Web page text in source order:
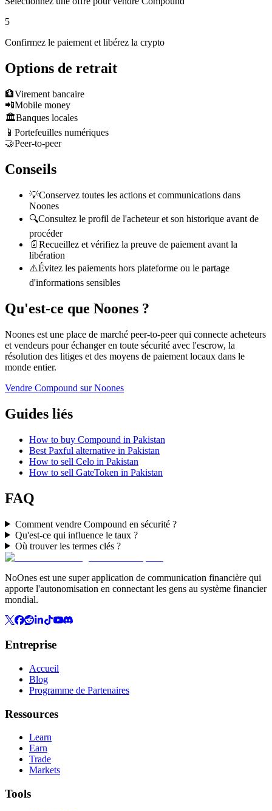
5
Confirmez le paiement et libérez la crypto
Options de retrait
🏦Virement bancaire
📲Mobile money
🏛️Banques locales
📱 Portefeuilles numériques
🤝Peer-to-peer
Conseils
💡Conservez toutes les actions et communications dans
Noones
🔍Consultez le profil de l'acheteur et son historique avant de
procéder
📄 Recueillez et vérifiez la preuve de paiement avant la
libération
⚠️Évitez les paiements hors plateforme ou le partage
d'informations sensibles
Qu'est-ce que Noones ?
Noones est une place de marché peer-to-peer qui connecte acheteurs
et vendeurs pour échanger en toute sécurité avec l'escrow, la
résolution des litiges et des moyens de paiement locaux dans le
monde entier.
Vendre Compound sur Noones
Guides liés
How to buy Compound in Pakistan
Best Paxful alternative in Pakistan
How to sell Celo in Pakistan
How to sell GateToken in Pakistan
FAQ
Comment vendre Compound en sécurité ?
Qu'est-ce qui influence le taux ?
Où trouver les termes clés ?
NoOnes est une super application de communication financière qui
apporte l'autonomisation en connectant les gens au système financier
mondial.
Entreprise
Accueil
Blog
Programme de Partenaires
Ressources
Learn
Earn
Trade
Markets
Tools